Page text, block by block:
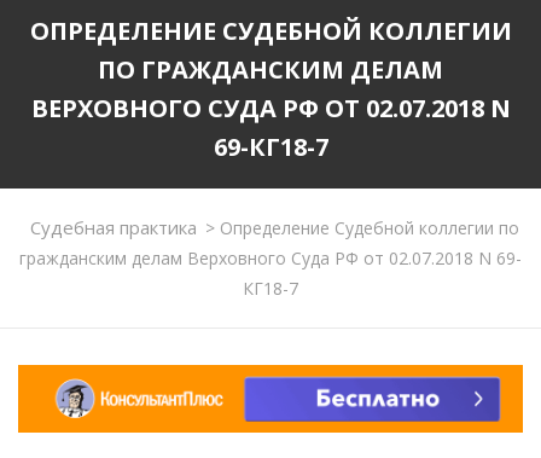
ОПРЕДЕЛЕНИЕ СУДЕБНОЙ КОЛЛЕГИИ
ПО ГРАЖДАНСКИМ ДЕЛАМ
ВЕРХОВНОГО СУДА РФ ОТ 02.07.2018 N
69-КГ18-7
Судебная практика > Определение Судебной коллегии по
гражданским делам Верховного Суда РФ от 02.07.2018 N 69-
КГ18-7